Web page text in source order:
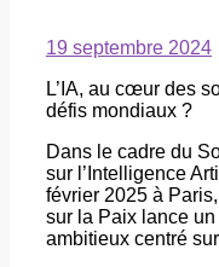
19 septembre 2024
L’IA, au cœur des
défis mondiaux ?
Dans le cadre du
sur l’Intelligence
février 2025 à
sur la Paix lance
ambitieux centré sur